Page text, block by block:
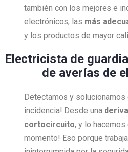
también con los mejores e
electrónicos, las más
y los productos de mayor
Electricista de
de averías de
Detectamos y solucionamos
incidencia! Desde una
cortocircuito, y lo hacemos
momento! Eso porque